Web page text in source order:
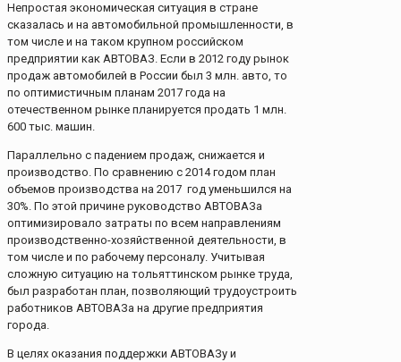
Непростая экономическая ситуация в стране
сказалась и на автомобильной промышленности, в
том числе и на таком крупном российском
предприятии как АВТОВАЗ. Если в 2012 году рынок
продаж автомобилей в России был 3 млн. авто, то
по оптимистичным планам 2017 года на
отечественном рынке планируется продать 1 млн.
600 тыс. машин.
Параллельно с падением продаж, снижается и
производство. По сравнению с 2014 годом план
объемов производства на 2017 год уменьшился на
30%. По этой причине руководство АВТОВАЗа
оптимизировало затраты по всем направлениям
производственно-хозяйственной деятельности, в
том числе и по рабочему персоналу. Учитывая
сложную ситуацию на тольяттинском рынке труда,
был разработан план, позволяющий трудоустроить
работников АВТОВАЗа на другие предприятия
города.
В целях оказания поддержки АВТОВАЗу и